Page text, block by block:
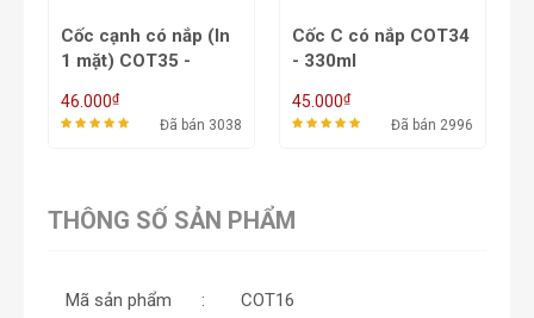
Cốc cạnh có nắp (In
1 mặt) COT35 -
46.000₫
Đã bán 3038
Cốc C có nắp COT34
- 330ml
45.000₫
Đã bán 2996
THÔNG SỐ SẢN PHẨM
Mã sản phẩm COT16